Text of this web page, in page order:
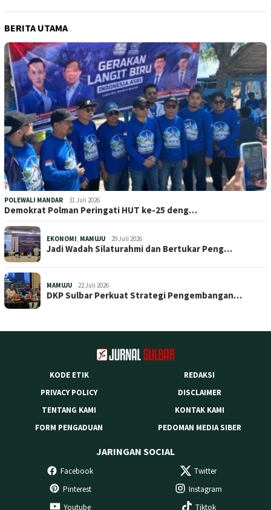
BERITA UTAMA
POLEWALI MANDAR 31 Juli 2026
Demokrat Polman Peringati HUT ke-25 deng…
EKONOMI, MAMUJU 29 Juli 2026
Jadi Wadah Silaturahmi dan Bertukar Peng…
MAMUJU 22 Juli 2026
DKP Sulbar Perkuat Strategi Pengembangan…
KODE ETIK
REDAKSI
PRIVACY POLICY
DISCLAIMER
TENTANG KAMI
KONTAK KAMI
FORM PENGADUAN
PEDOMAN MEDIA SIBER
JARINGAN SOCIAL
Facebook
Twitter
Pinterest
Instagram
Youtube
Tiktok